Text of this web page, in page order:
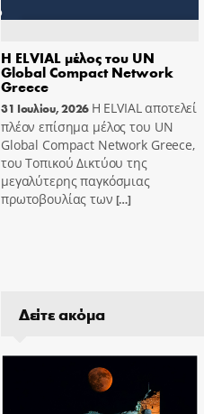
Η ELVIAL μέλος του UN
Global Compact Network
Greece
31 Ιουλίου, 2026 Η ELVIAL αποτελεί
πλέον επίσημα μέλος του UN
Global Compact Network Greece,
του Τοπικού Δικτύου της
μεγαλύτερης παγκόσμιας
πρωτοβουλίας των […]
Δείτε ακόμα